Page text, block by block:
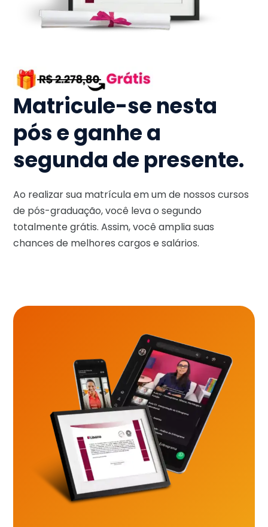
Matricule-se nesta
pós e ganhe a
segunda de presente.
Ao realizar sua matrícula em um de nossos cursos
de pós-graduação, você leva o segundo
totalmente grátis. Assim, você amplia suas
chances de melhores cargos e salários.